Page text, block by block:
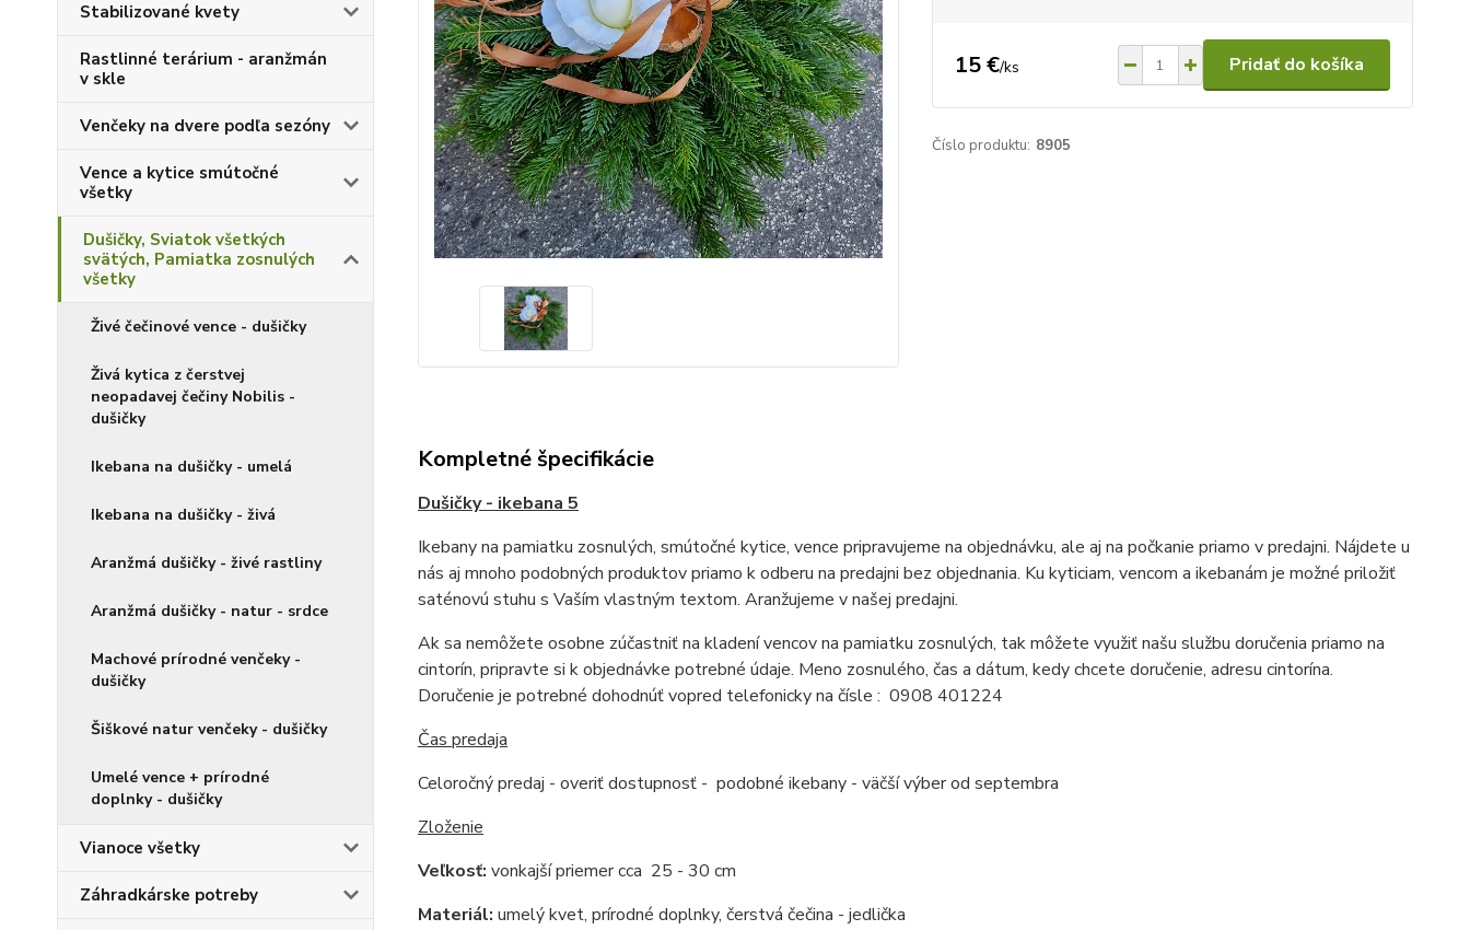
Stabilizované kvety
Rastlinné terárium - aranžmán
v skle
Venčeky na dvere podľa sezóny
Vence a kytice smútočné
všetky
Dušičky, Sviatok všetkých
svätých, Pamiatka zosnulých
všetky
Živé čečinové vence - dušičky
Živá kytica z čerstvej
neopadavej čečiny Nobilis -
dušičky
Ikebana na dušičky - umelá
Ikebana na dušičky - živá
Aranžmá dušičky - živé rastliny
Aranžmá dušičky - natur - srdce
Machové prírodné venčeky -
dušičky
Šiškové natur venčeky - dušičky
Umelé vence + prírodné
doplnky - dušičky
Vianoce všetky
Záhradkárske potreby
15 €/ks Pridať do košíka
Číslo produktu: 8905
Kompletné špecifikácie
Dušičky - ikebana 5
Ikebany na pamiatku zosnulých, smútočné kytice, vence pripravujeme na objednávku, ale aj na počkanie priamo v predajni. Nájdete u
nás aj mnoho podobných produktov priamo k odberu na predajni bez objednania. Ku kyticiam, vencom a ikebanám je možné priložiť
saténovú stuhu s Vaším vlastným textom. Aranžujeme v našej predajni.
Ak sa nemôžete osobne zúčastniť na kladení vencov na pamiatku zosnulých, tak môžete využiť našu službu doručenia priamo na
cintorín, pripravte si k objednávke potrebné údaje. Meno zosnulého, čas a dátum, kedy chcete doručenie, adresu cintorína.
Doručenie je potrebné dohodnúť vopred telefonicky na čísle : 0908 401224
Čas predaja
Celoročný predaj - overiť dostupnosť - podobné ikebany - väčší výber od septembra
Zloženie
Veľkosť: vonkajší priemer cca 25 - 30 cm
Materiál: umelý kvet, prírodné doplnky, čerstvá čečina - jedlička